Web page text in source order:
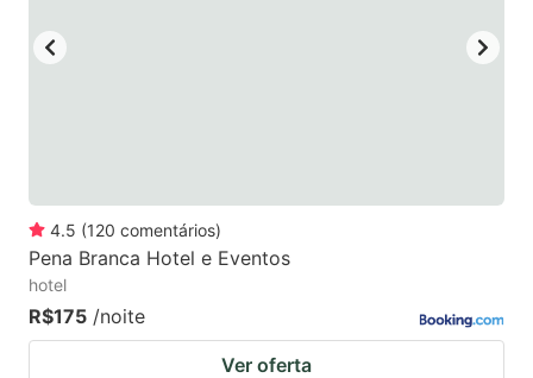
4.5 (120 comentários)
Pena Branca Hotel e Eventos
hotel
R$175 /noite
Ver oferta